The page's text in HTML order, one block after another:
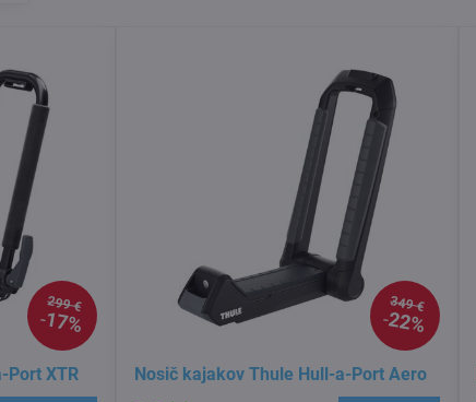
299 €
17%
Port XTR
349 €
22%
Nosič kajakov Thule Hull-a-Port Aero